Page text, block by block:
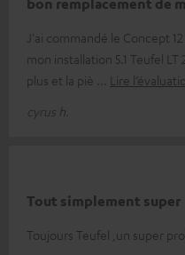
bon remplacement de
J'ai commandé le Concept
mon installation 5.1 Teufel
plus et la piè
Lire
cyrus h.
Tout simplement super
Toujours Teufel ,un super